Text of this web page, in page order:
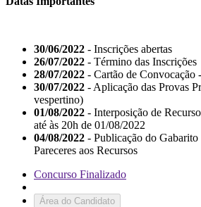
30/06/2022 - Inscrições abertas
26/07/2022 - Término das Inscrições
28/07/2022 - Cartão de Convocação
30/07/2022 - Aplicação das Provas
vespertino)
01/08/2022 - Interposição de
até às 20h de 01/08/2022
04/08/2022 - Publicação do
Pareceres aos Recursos
Concurso Finalizado
Área do Candidato